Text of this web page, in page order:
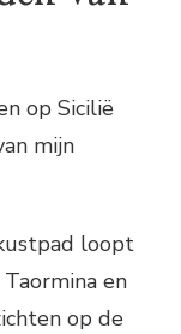
op Sicilië
mijn
loopt
en
op de